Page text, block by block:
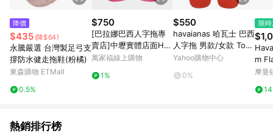
降價
$435 (降$64)
永騰嚴選 台灣製足弓支
撐防水健走拖鞋(粉橘)
東森購物 ETMall
0.5%
$750
[巴拉娜巴西人字拖專
賣店]中壢實體店面Hav
aianas童鞋 夾腳拖/人
OGO粉 藍 男童鞋 女童
萬家福線上購物
1%
$550
havaianas 哈瓦士 巴西
人字拖 男款/女款 Top
橘紅 涼鞋 拖鞋 夾腳拖
Yahoo購物中心
0%
限
m
摩曼
熱銷排行榜